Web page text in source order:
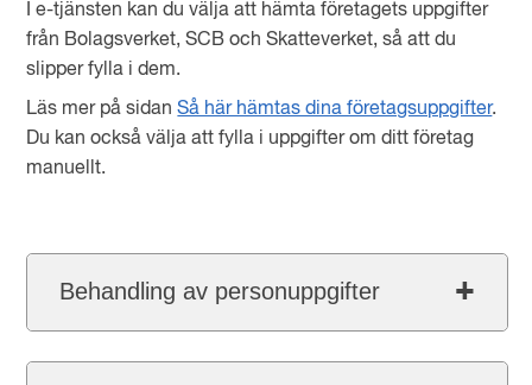
I e-tjänsten kan du välja att hämta företagets uppgifter
från Bolagsverket, SCB och Skatteverket, så att du
slipper fylla i dem.
Läs mer på sidanSå här hämtas dina företagsuppgifter.
Du kan också välja att fylla i uppgifter om ditt företag
manuellt.
Behandling av personuppgifter